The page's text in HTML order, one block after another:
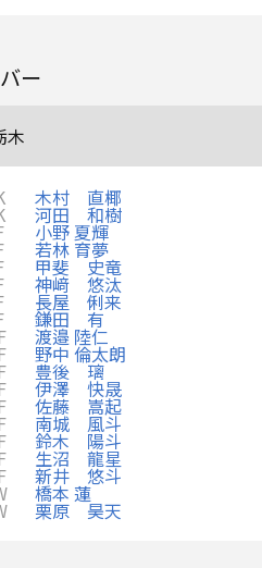
ー
木
木村 直椰
河田 和樹
小野 夏輝
若林 育夢
甲斐 史竜
神﨑 悠汰
長屋 俐来
鎌田 有
渡邉 陸仁
野中 倫太朗
豊後 璃
伊澤 快晟
佐藤 嵩起
南城 風斗
鈴木 陽斗
生沼 龍星
新井 悠斗
橋本 蓮
栗原 昊天